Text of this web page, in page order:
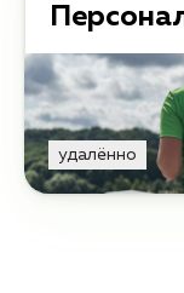
удалённо